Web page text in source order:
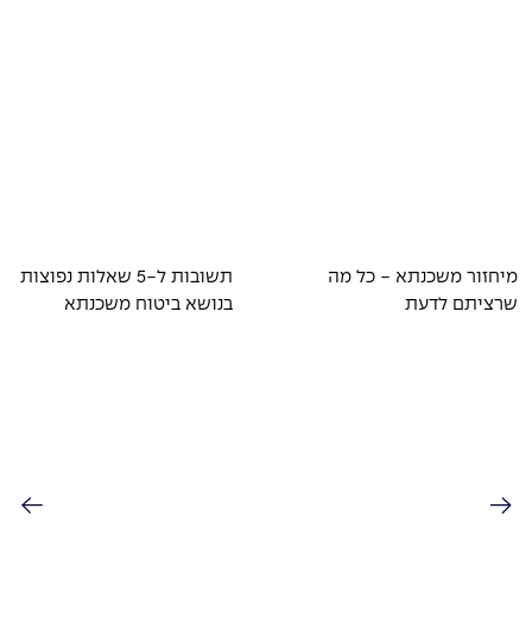
מיחזור משכנתא - כל מה
שרציתם לדעת
תשובות ל-5 שאלות נפוצות
בנושא ביטוח משכנתא